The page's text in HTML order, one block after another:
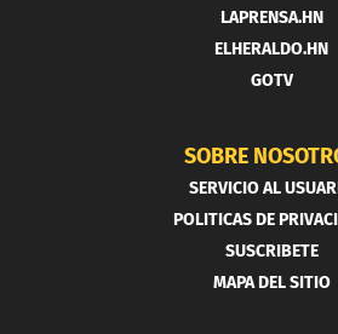
LAPRENSA.HN
ELHERALDO.HN
GOTV
SOBRE
SERVICIO AL
POLITICAS DE
SUSCRIBETE
MAPA DEL SITIO